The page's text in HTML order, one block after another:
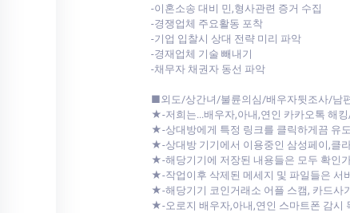
-이혼소송 대비 민,형사관련 증거 수집
-경쟁업체 주요활동 포착
-기업 입찰시 상대 전략 미리 파악
-경재업체 기술 빼내기
-채무자 채권자 동선 파악
■외도/상간녀/불륜의심/배우자뒷조사/남
★-저희는...배우자,아내,연인 카카오톡 해
★-상대방에게 특정 링크를 클릭하게끔 유
★-상대방 기기에서 이용중인 삼성페이,클
★-해당기기에 저장된 내용들은 모두 확인
★-작업이후 삭제된 메세지 및 파일들은
★-해당기기 코인거래소 어플 스캠, 카드
★-오로지 배우자,아내,연인 스마트폰 감